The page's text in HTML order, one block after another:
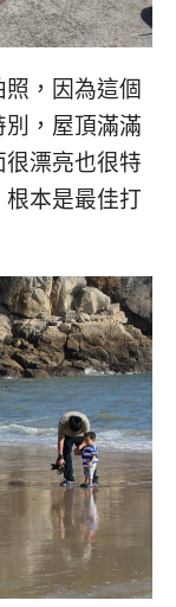
，因為這個
，屋頂滿滿
漂亮也很特
本是最佳打